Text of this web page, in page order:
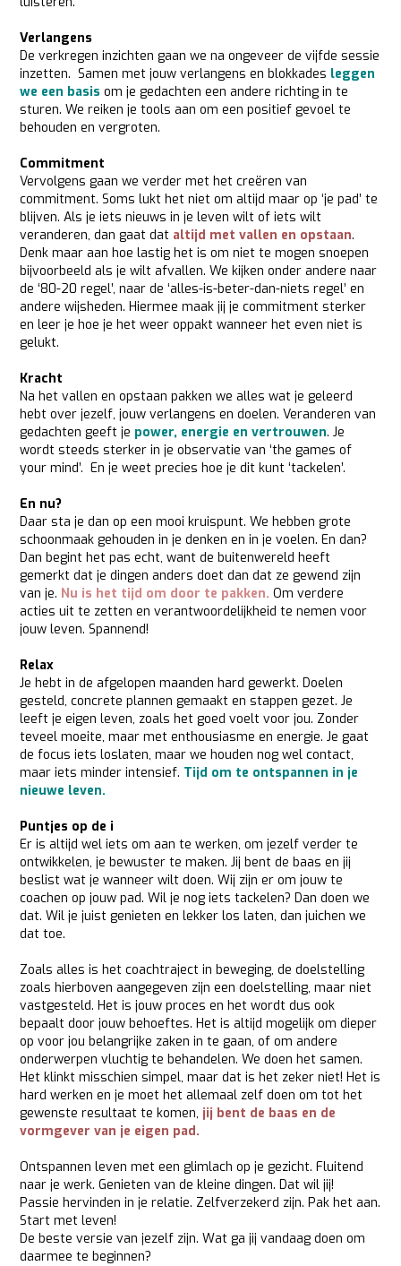
Verlangens
De verkregen inzichten gaan we na ongeveer de vijfde sessie
inzetten. Samen met jouw verlangens en blokkades leggen
we een basisom je gedachten een andere richting in te
sturen. We reiken je tools aan om een positief gevoel te
behouden en vergroten.
Commitment
Vervolgens gaan we verder met het creëren van
commitment. Soms lukt het niet om altijd maar op ‘je pad’ te
blijven. Als je iets nieuws in je leven wilt of iets wilt
veranderen, dan gaat dat altijd met vallen en opstaan.
Denk maar aan hoe lastig het is om niet te mogen snoepen
bijvoorbeeld als je wilt afvallen. We kijken onder andere naar
de ‘80-20 regel’, naar de ‘alles-is-beter-dan-niets regel’ en
andere wijsheden. Hiermee maak jij je commitment sterker
en leer je hoe je het weer oppakt wanneer het even niet is
gelukt.
Kracht
Na het vallen en opstaan pakken we alles wat je geleerd
hebt over jezelf, jouw verlangens en doelen. Veranderen van
gedachten geeft je power, energie en vertrouwen. Je
wordt steeds sterker in je observatie van ‘the games of
your mind’. En je weet precies hoe je dit kunt ‘tackelen’.
En nu?
Daar sta je dan op een mooi kruispunt. We hebben grote
schoonmaak gehouden in je denken en in je voelen. En dan?
Dan begint het pas echt, want de buitenwereld heeft
gemerkt dat je dingen anders doet dan dat ze gewend zijn
van je. Nu is het tijd om door te pakken. Om verdere
acties uit te zetten en verantwoordelijkheid te nemen voor
jouw leven. Spannend!
Relax
Je hebt in de afgelopen maanden hard gewerkt. Doelen
gesteld, concrete plannen gemaakt en stappen gezet. Je
leeft je eigen leven, zoals het goed voelt voor jou. Zonder
teveel moeite, maar met enthousiasme en energie. Je gaat
de focus iets loslaten, maar we houden nog wel contact,
maar iets minder intensief. Tijd om te ontspannen in je
nieuwe leven.
Puntjes op de i
Er is altijd wel iets om aan te werken, om jezelf verder te
ontwikkelen, je bewuster te maken. Jij bent de baas en jij
beslist wat je wanneer wilt doen. Wij zijn er om jouw te
coachen op jouw pad. Wil je nog iets tackelen? Dan doen we
dat. Wil je juist genieten en lekker los laten, dan juichen we
dat toe.
Zoals alles is het coachtraject in beweging, de doelstelling
zoals hierboven aangegeven zijn een doelstelling, maar niet
vastgesteld. Het is jouw proces en het wordt dus ook
bepaalt door jouw behoeftes. Het is altijd mogelijk om dieper
op voor jou belangrijke zaken in te gaan, of om andere
onderwerpen vluchtig te behandelen. We doen het samen.
Het klinkt misschien simpel, maar dat is het zeker niet! Het is
hard werken en je moet het allemaal zelf doen om tot het
gewenste resultaat te komen, jij bent de baas en de
vormgever van je eigen pad.
Ontspannen leven met een glimlach op je gezicht. Fluitend
naar je werk. Genieten van de kleine dingen. Dat wil jij!
Passie hervinden in je relatie. Zelfverzekerd zijn. Pak het aan.
Start met leven!
De beste versie van jezelf zijn. Wat ga jij vandaag doen om
daarmee te beginnen?